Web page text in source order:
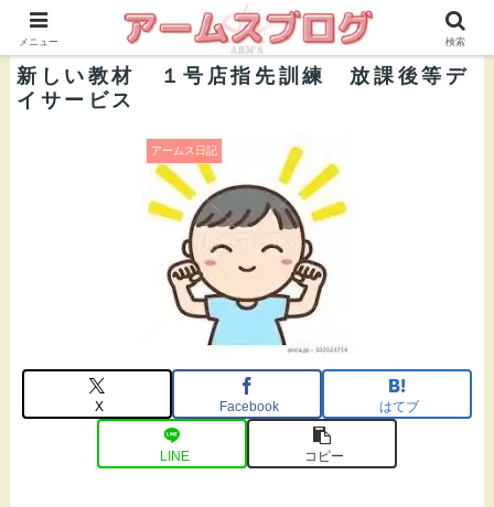
株式会社ＡＲＭ’Ｓ 公式ブログ
新しい教材 １号店指先訓練 放課後等デ
イサービス
アームス日記
X Facebook はてブ
LINE コピー
メニュー 検索